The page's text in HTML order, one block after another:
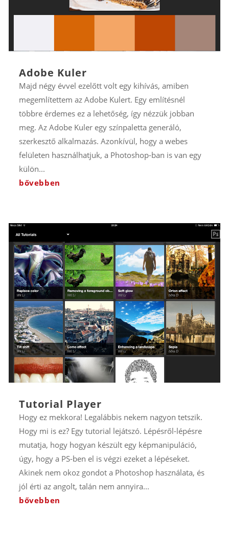
Adobe Kuler
Majd négy évvel ezelőtt volt egy kihívás, amiben
megemlítettem az Adobe Kulert. Egy említésnél
többre érdemes ez a lehetőség, így nézzük jobban
meg. Az Adobe Kuler egy színpaletta generáló,
szerkesztő alkalmazás. Azonkívül, hogy a webes
felületen használhatjuk, a Photoshop-ban is van egy
külön...
bővebben
Tutorial Player
Hogy ez mekkora! Legalábbis nekem nagyon tetszik.
Hogy mi is ez? Egy tutorial lejátszó. Lépésről-lépésre
mutatja, hogy hogyan készült egy képmanipuláció,
úgy, hogy a PS-ben el is végzi ezeket a lépéseket.
Akinek nem okoz gondot a Photoshop használata, és
jól érti az angolt, talán nem annyira...
bővebben